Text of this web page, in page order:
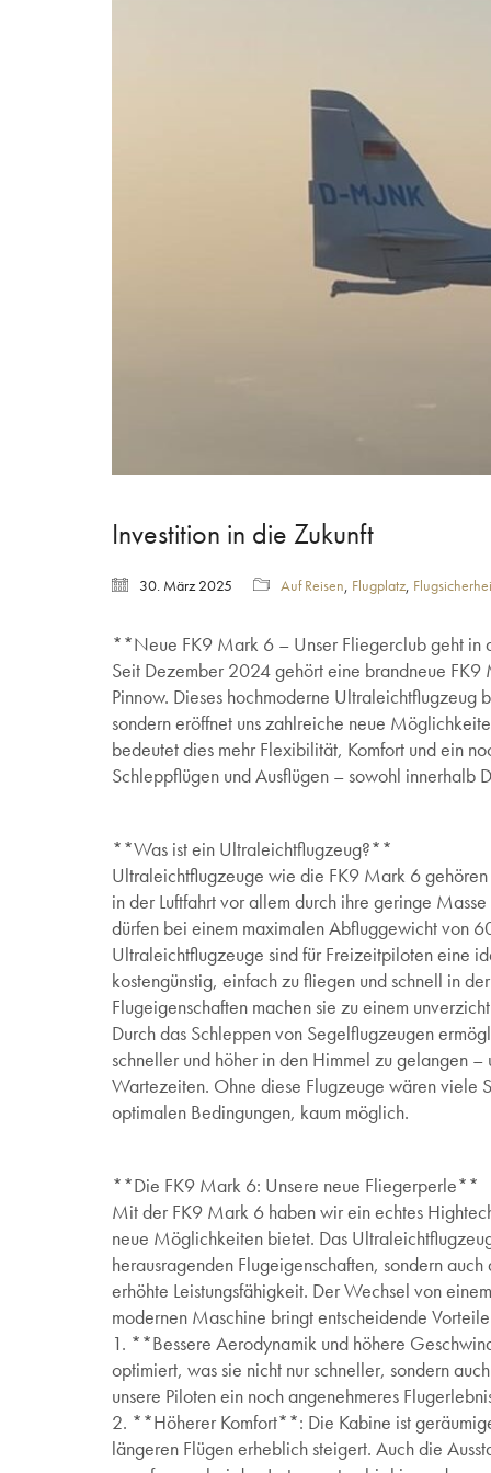
Investition in die Zukunft
30. März 2025 Auf Reisen, Flugplatz,
**Neue FK9 Mark 6 – Unser Fliegerclub geht in
Seit Dezember 2024 gehört eine brandneue
Pinnow. Dieses hochmoderne Ultraleichtflugzeug
sondern eröffnet uns zahlreiche neue
bedeutet dies mehr Flexibilität, Komfort und ein
Schleppflügen und Ausflügen – sowohl innerhalb
**Was ist ein Ultraleichtflugzeug?**
Ultraleichtflugzeuge wie die FK9 Mark 6
in der Luftfahrt vor allem durch ihre geringe
dürfen bei einem maximalen Abfluggewicht von
Ultraleichtflugzeuge sind für Freizeitpiloten eine
kostengünstig, einfach zu fliegen und schnell in
Flugeigenschaften machen sie zu einem
Durch das Schleppen von Segelflugzeugen
schneller und höher in den Himmel zu gelangen
Wartezeiten. Ohne diese Flugzeuge wären viele
optimalen Bedingungen, kaum möglich.
**Die FK9 Mark 6: Unsere neue Fliegerperle**
Mit der FK9 Mark 6 haben wir ein echtes
neue Möglichkeiten bietet. Das
herausragenden Flugeigenschaften, sondern
erhöhte Leistungsfähigkeit. Der Wechsel von
modernen Maschine bringt entscheidende
1. **Bessere Aerodynamik und höhere
optimiert, was sie nicht nur schneller, sondern
unsere Piloten ein noch angenehmeres
2. **Höherer Komfort**: Die Kabine ist
längeren Flügen erheblich steigert. Auch die